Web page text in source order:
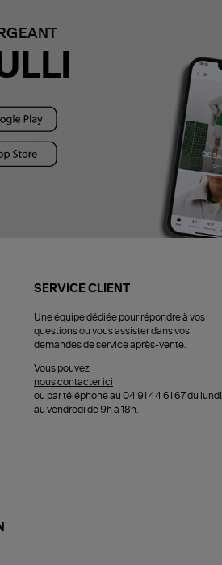
SERVICE CLIENT
Une équipe dédiée pour répondre à vos
questions ou vous assister dans vos
demandes de service après-vente.
Vous pouvez
nous contacter ici
ou par téléphone au 04 91 44 61 67 du lundi
au vendredi de 9h à 18h.